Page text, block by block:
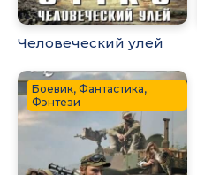
Человеческий улей
Боевик, Фантастика,
Фэнтези